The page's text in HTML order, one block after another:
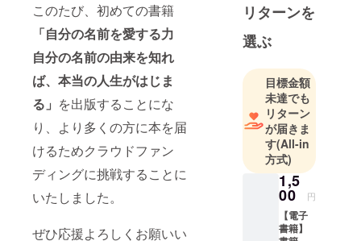
このたび、初めての書籍
「自分の名前を愛する力
自分の名前の由来を知れ
ば、本当の人生がはじま
る」 を出版することにな
り、より多くの方に本を届
けるためクラウドファン
ディングに挑戦することに
いたしました。
ぜひ応援よろしくお願いい
ほぼ瞬時に
画数が解説
付きで浮か
び上がって
きてしまい
ます。
吉凶を表面
的に評する
姓名判断が
嫌いでもあ
仕事にしよ
リターンを
選ぶ
目標金額
未達でも
リターン
が届きま
す(All-in
方式)
1,5
00 円
【電子
書籍】